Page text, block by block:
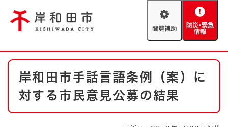
閲
助
防
緊
やさしい日本語
防災・緊急情報 救急・消防
ハザードマップ AED設置箇所
本
岸和田市手話言語条例（案）に
対する市民意見公募の結果